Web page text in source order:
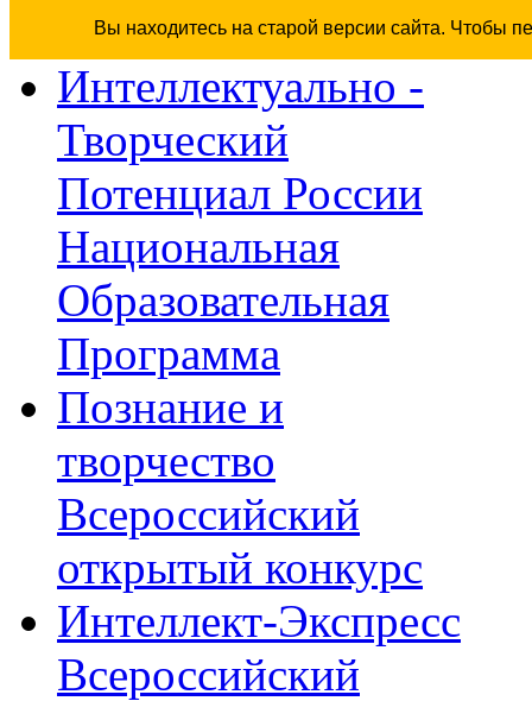
Вы находитесь на старой версии сайта. Чтобы
Интеллектуально -
Творческий
Потенциал России
Национальная
Образовательная
Программа
Познание и
творчество
Всероссийский
открытый конкурс
Интеллект-Экспресс
Всероссийский